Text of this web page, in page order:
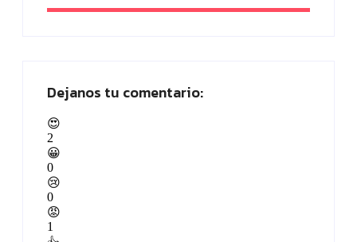
Dejanos tu comentario:
😍
2
😀
0
😢
0
😡
1